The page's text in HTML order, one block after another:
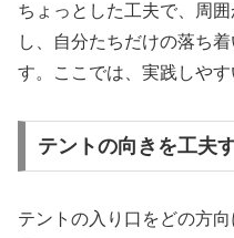
ちょっとした工夫で、周
し、自分たちだけの落ち
す。ここでは、実践しや
テントの向きを工夫
テントの入り口をどの方